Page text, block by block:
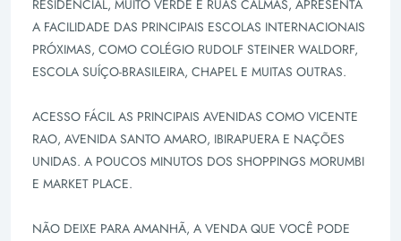
RESIDENCIAL, MUITO VERDE E RUAS CALMAS, APRESENTA
A FACILIDADE DAS PRINCIPAIS ESCOLAS INTERNACIONAIS
PRÓXIMAS, COMO COLÉGIO RUDOLF STEINER WALDORF,
ESCOLA SUÍÇO-BRASILEIRA, CHAPEL E MUITAS OUTRAS.
ACESSO FÁCIL AS PRINCIPAIS AVENIDAS COMO VICENTE
RAO, AVENIDA SANTO AMARO, IBIRAPUERA E NAÇÕES
UNIDAS. A POUCOS MINUTOS DOS SHOPPINGS MORUMBI
E MARKET PLACE.
NÃO DEIXE PARA AMANHÃ, A VENDA QUE VOCÊ PODE